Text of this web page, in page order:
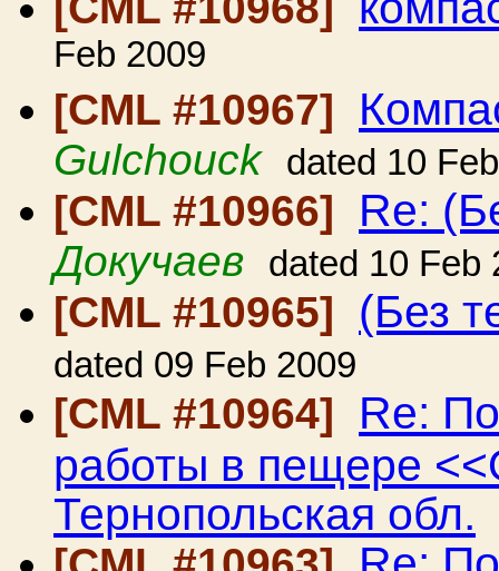
Feb 2009
[CML #10967]
Gulchouck dated 10
[CML #10966] Re:
Докучаев dated 10 Feb
[CML #10965] (Без
dated 09 Feb 2009
[CML #10964] Re:
работы в пещере
Тернопольская обл.